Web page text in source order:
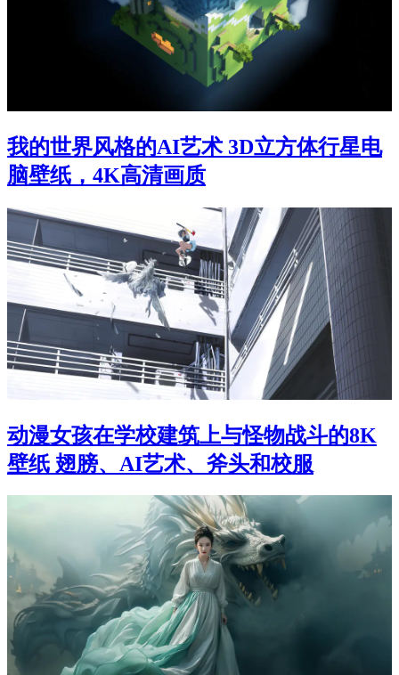
我的世界风格的AI艺术 3D立方体行星电
脑壁纸，4K高清画质
动漫女孩在学校建筑上与怪物战斗的8K
壁纸 翅膀、AI艺术、斧头和校服